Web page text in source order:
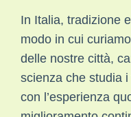
In Italia, tradizione
modo in cui
delle nostre città,
scienza che studia
con l’esperienza